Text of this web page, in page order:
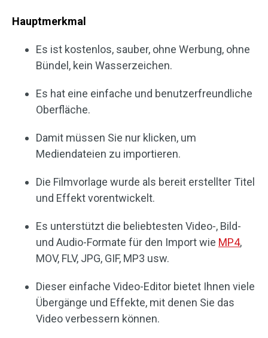
Hauptmerkmal
Es ist kostenlos, sauber, ohne Werbung, ohne
Bündel, kein Wasserzeichen.
Es hat eine einfache und benutzerfreundliche
Oberfläche.
Damit müssen Sie nur klicken, um
Mediendateien zu importieren.
Die Filmvorlage wurde als bereit erstellter Titel
und Effekt vorentwickelt.
Es unterstützt die beliebtesten Video-, Bild-
und Audio-Formate für den Import wie MP4,
MOV, FLV, JPG, GIF, MP3 usw.
Dieser einfache Video-Editor bietet Ihnen viele
Übergänge und Effekte, mit denen Sie das
Video verbessern können.